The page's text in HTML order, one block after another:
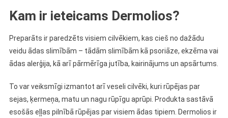
Kam ir ieteicams Dermolios?
Preparāts ir paredzēts visiem cilvēkiem, kas cieš no dažādu
veidu ādas slimībām – tādām slimībām kā psoriāze, ekzēma vai
ādas alerģija, kā arī pārmērīga jutība, kairinājums un apsārtums.
To var veiksmīgi izmantot arī veseli cilvēki, kuri rūpējas par
sejas, ķermeņa, matu un nagu rūpīgu aprūpi. Produkta sastāvā
esošās eļļas pilnībā rūpējas par visiem ādas tipiem. Dermolios ir